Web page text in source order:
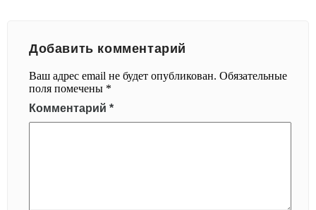
Добавить комментарий
Ваш адрес email не будет опубликован. Обязательные
поля помечены *
Комментарий *